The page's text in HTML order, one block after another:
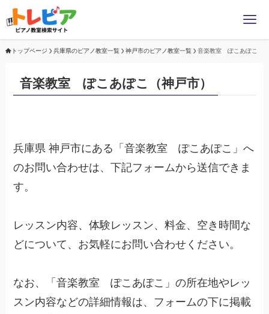
トップページ 兵庫県のピアノ教室一覧 神戸市のピアノ教室一覧 音楽教室 ぽこあぽこ
音楽教室 ぽこあぽこ（神戸市）
兵庫県 神戸市にある「音楽教室 ぽこあぽこ」へ
のお問い合わせは、下記フォームから送信できま
す。
レッスン内容、体験レッスン、料金、空き時間な
どについて、お気軽にお問い合わせください。
なお、「音楽教室 ぽこあぽこ」の所在地やレッ
スン内容などの詳細情報は、フォームの下に掲載